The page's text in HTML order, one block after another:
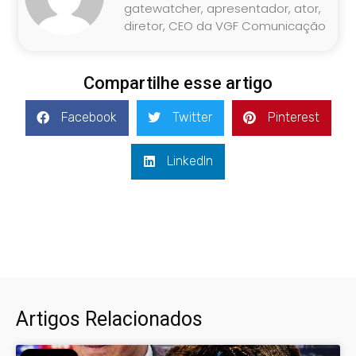
gatewatcher, apresentador, ator,
diretor, CEO da VGF Comunicação
Compartilhe esse artigo
Facebook Twitter Pinterest
LinkedIn
Artigos Relacionados